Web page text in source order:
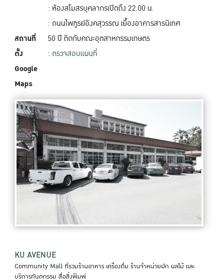
สถานที่
ตั้ง
Google
Maps
: ห้องสโมสรบุคลากรเปิดถึง 22.00 น.
: ถนนไพฑูรย์อิงคสุวรรณ เยื้องอาคารสารนิเทศ
50 ปี ติดกับคณะอุตสาหกรรมเกษตร
: ตรวจสอบแผนที่
KU AVENUE
Community Mall ที่รวมร้านอาหาร เครื่องดื่ม ร้านจำหน่ายผัก ผลไม้ และ
บริการทันตกรรม สื่อสิ่งพิมพ์